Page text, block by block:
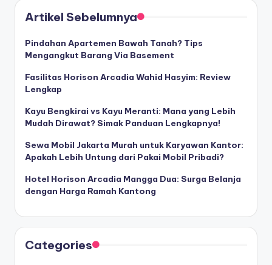
Artikel Sebelumnya
Pindahan Apartemen Bawah Tanah? Tips
Mengangkut Barang Via Basement
Fasilitas Horison Arcadia Wahid Hasyim: Review
Lengkap
Kayu Bengkirai vs Kayu Meranti: Mana yang Lebih
Mudah Dirawat? Simak Panduan Lengkapnya!
Sewa Mobil Jakarta Murah untuk Karyawan Kantor:
Apakah Lebih Untung dari Pakai Mobil Pribadi?
Hotel Horison Arcadia Mangga Dua: Surga Belanja
dengan Harga Ramah Kantong
Categories